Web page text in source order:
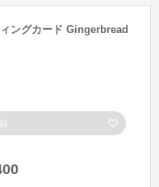
ングカード Gingerbread